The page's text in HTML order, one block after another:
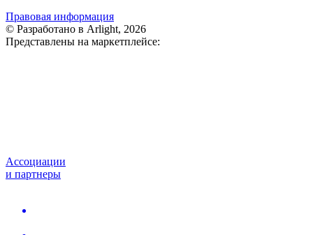
Правовая информация
© Разработано в Arlight, 2026
Представлены на маркетплейсе:
Ассоциации
и партнеры